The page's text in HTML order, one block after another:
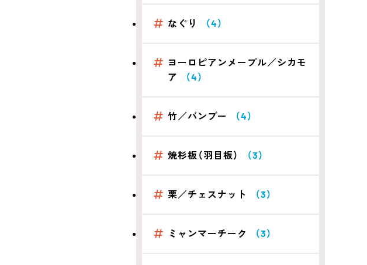
なぐり （4）
ヨーロピアンメープル／シカモ
ア
（4）
竹／バンブー （4）
焼杉板（羽目板） （3）
栗／チェスナット （3）
ミャンマーチーク （3）